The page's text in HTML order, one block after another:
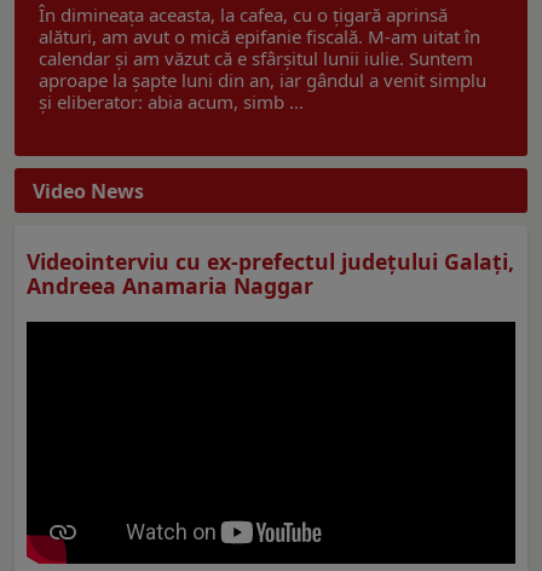
În dimineața aceasta, la cafea, cu o țigară aprinsă
alături, am avut o mică epifanie fiscală. M-am uitat în
calendar și am văzut că e sfârșitul lunii iulie. Suntem
aproape la șapte luni din an, iar gândul a venit simplu
și eliberator: abia acum, simb ...
Video News
Videointerviu cu ex-prefectul judeţului Galaţi,
Andreea Anamaria Naggar